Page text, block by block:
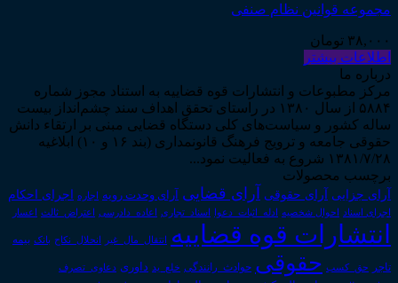
مجموعه قوانین نظام صنفی
۳۸,۰۰۰ تومان
اطلاعات بیشتر
درباره ما
مرکز مطبوعات و انتشارات قوه قضاییه به استناد مجوز شماره
۵۸۸۴ از سال ۱۳۸۰ در راستای تحقق اهداف سند چشم‌انداز بیست
ساله کشور و سیاست‌های کلی دستگاه قضایی مبنی بر ارتقاء دانش
حقوقی جامعه و ترویج فرهنگ قانونمداری (بند ۱۶ و ۱۰) ابلاغیه
۱۳۸۱/۷/۲۸ شروع به فعالیت نمود...
برچسب محصولات
آرای جزایی آرای حقوقی آرای قضایی آرای وحدت رویه اجاره اجرای احکام
اجرای اسناد احوال شخصیه ادله_اثبات_دعوا اسناد_تجاری اعاده_دادرسی اعتراض_ثالث اعسار
انتشارات قوه قضاییه انتقال_مال_غیر انحلال_نکاح بانک بیمه
تاجر حق_کسب حقوقی حوادث_رانندگی خلع_ید داوری دعاوی_تصرف